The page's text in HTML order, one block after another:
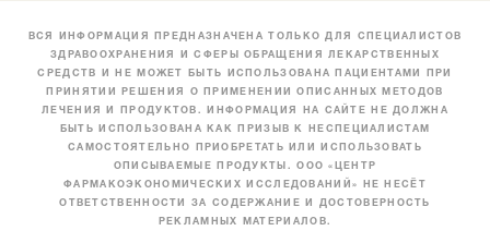
ВСЯ ИНФОРМАЦИЯ ПРЕДНАЗНАЧЕНА ТОЛЬКО ДЛЯ СПЕЦИАЛИСТОВ
ЗДРАВООХРАНЕНИЯ И СФЕРЫ ОБРАЩЕНИЯ ЛЕКАРСТВЕННЫХ
СРЕДСТВ И НЕ МОЖЕТ БЫТЬ ИСПОЛЬЗОВАНА ПАЦИЕНТАМИ ПРИ
ПРИНЯТИИ РЕШЕНИЯ О ПРИМЕНЕНИИ ОПИСАННЫХ МЕТОДОВ
ЛЕЧЕНИЯ И ПРОДУКТОВ. ИНФОРМАЦИЯ НА САЙТЕ НЕ ДОЛЖНА
БЫТЬ ИСПОЛЬЗОВАНА КАК ПРИЗЫВ К НЕСПЕЦИАЛИСТАМ
САМОСТОЯТЕЛЬНО ПРИОБРЕТАТЬ ИЛИ ИСПОЛЬЗОВАТЬ
ОПИСЫВАЕМЫЕ ПРОДУКТЫ. ООО «ЦЕНТР
ФАРМАКОЭКОНОМИЧЕСКИХ ИССЛЕДОВАНИЙ» НЕ НЕСЁТ
ОТВЕТСТВЕННОСТИ ЗА СОДЕРЖАНИЕ И ДОСТОВЕРНОСТЬ
РЕКЛАМНЫХ МАТЕРИАЛОВ.